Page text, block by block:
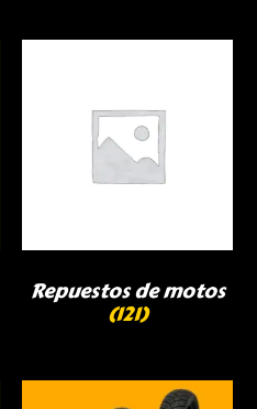
Repuestos de motos
(121)